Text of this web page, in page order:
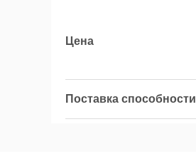
Цена
Поставка способности